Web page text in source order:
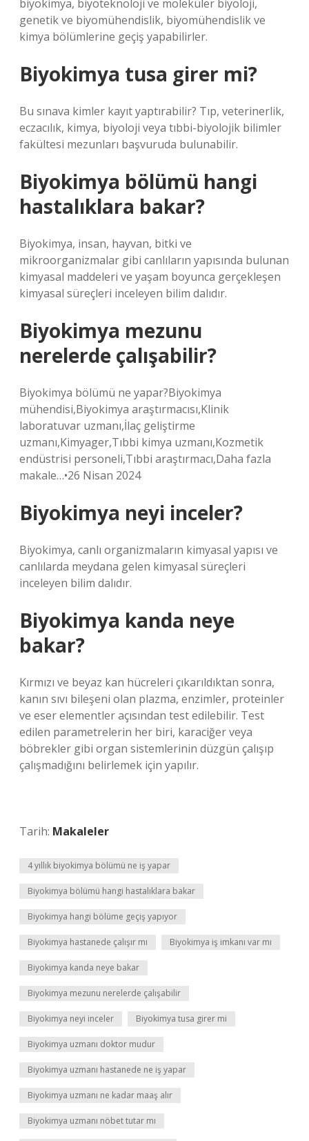
biyokimya, biyoteknoloji ve moleküler biyoloji,
genetik ve biyomühendislik, biyomühendislik ve
kimya bölümlerine geçiş yapabilirler.
Biyokimya tusa girer mi?
Bu sınava kimler kayıt yaptırabilir? Tıp, veterinerlik,
eczacılık, kimya, biyoloji veya tıbbi-biyolojik bilimler
fakültesi mezunları başvuruda bulunabilir.
Biyokimya bölümü hangi
hastalıklara bakar?
Biyokimya, insan, hayvan, bitki ve
mikroorganizmalar gibi canlıların yapısında bulunan
kimyasal maddeleri ve yaşam boyunca gerçekleşen
kimyasal süreçleri inceleyen bilim dalıdır.
Biyokimya mezunu
nerelerde çalışabilir?
Biyokimya bölümü ne yapar?Biyokimya
mühendisi,Biyokimya araştırmacısı,Klinik
laboratuvar uzmanı,İlaç geliştirme
uzmanı,Kimyager,Tıbbi kimya uzmanı,Kozmetik
endüstrisi personeli,Tıbbi araştırmacı,Daha fazla
makale…•26 Nisan 2024
Biyokimya neyi inceler?
Biyokimya, canlı organizmaların kimyasal yapısı ve
canlılarda meydana gelen kimyasal süreçleri
inceleyen bilim dalıdır.
Biyokimya kanda neye
bakar?
Kırmızı ve beyaz kan hücreleri çıkarıldıktan sonra,
kanın sıvı bileşeni olan plazma, enzimler, proteinler
ve eser elementler açısından test edilebilir. Test
edilen parametrelerin her biri, karaciğer veya
böbrekler gibi organ sistemlerinin düzgün çalışıp
çalışmadığını belirlemek için yapılır.
Tarih: Makaleler
4 yıllık biyokimya bölümü ne iş yapar
Biyokimya bölümü hangi hastalıklara bakar
Biyokimya hangi bölüme geçiş yapıyor
Biyokimya hastanede çalışır mı Biyokimya iş imkanı var mı
Biyokimya kanda neye bakar
Biyokimya mezunu nerelerde çalışabilir
Biyokimya neyi inceler Biyokimya tusa girer mi
Biyokimya uzmanı doktor mudur
Biyokimya uzmanı hastanede ne iş yapar
Biyokimya uzmanı ne kadar maaş alır
Biyokimya uzmanı nöbet tutar mı